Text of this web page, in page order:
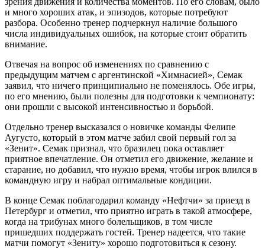
и много хороших атак, и эпизодов, которые потребуют
разбора. Особенно тренер подчеркнул наличие большого
числа индивидуальных ошибок, на которые стоит обратить
внимание.
Отвечая на вопрос об изменениях по сравнению с
предыдущим матчем с аргентинской «Химнасией», Семак
заявил, что ничего принципиально не поменялось. Обе игры,
по его мнению, были полезны для подготовки к чемпионату:
они прошли с высокой интенсивностью и борьбой.
Отдельно тренер высказался о новичке команды Фелипе
Аугусто, который в этом матче забил свой первый гол за
«Зенит». Семак признал, что бразилец пока оставляет
приятное впечатление. Он отметил его движение, желание и
старание, но добавил, что нужно время, чтобы игрок влился в
командную игру и набрал оптимальные кондиции.
В конце Семак поблагодарил команду «Нефтчи» за приезд в
Петербург и отметил, что приятно играть в такой атмосфере,
когда на трибунах много болельщиков, в том числе
пришедших поддержать гостей. Тренер надеется, что такие
матчи помогут «Зениту» хорошо подготовиться к сезону.